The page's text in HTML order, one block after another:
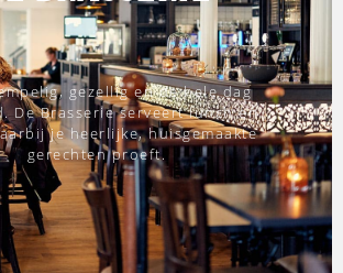
gezellig en de hele dag
De Brasserie serveert lunch en
je heerlijke, huisgemaakte
gerechten proeft.